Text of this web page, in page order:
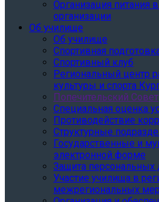
Организация питания
организации
Об училище
Об училище
Спортивная
Спортивный клуб
Региональный центр
культуры и спорта
Попечительский Совет
Специальная оценка
Противодействие
Структурные
Государственные и
электронной форме
Защита персональных
Участие училища в
межрегиональных